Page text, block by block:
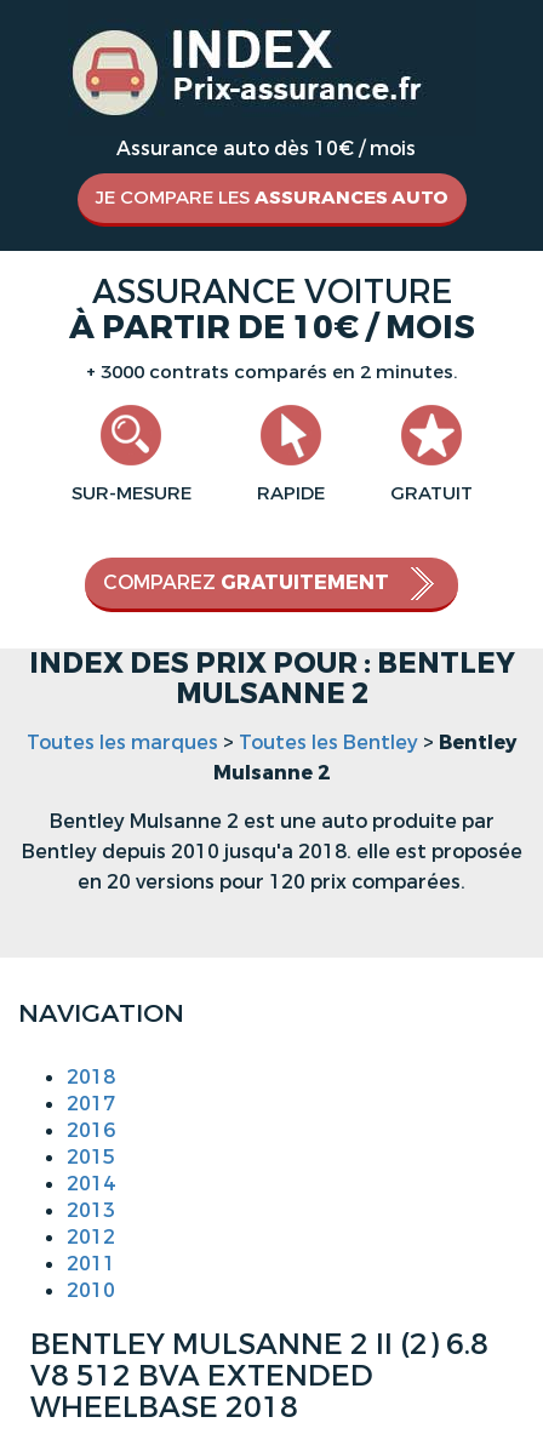
Assurance auto dès 10€ / mois
JE COMPARE LES ASSURANCES AUTO
ASSURANCE VOITURE
À PARTIR DE 10€ / MOIS
+ 3000 contrats comparés en 2 minutes.
SUR-MESURE RAPIDE GRATUIT
COMPAREZ GRATUITEMENT
INDEX DES PRIX POUR : BENTLEY
MULSANNE 2
Toutes les marques > Toutes les Bentley > Bentley
Mulsanne 2
Bentley Mulsanne 2 est une auto produite par
Bentley depuis 2010 jusqu'a 2018. elle est proposée
en 20 versions pour 120 prix comparées.
NAVIGATION
2018
2017
2016
2015
2014
2013
2012
2011
2010
BENTLEY MULSANNE 2 II (2) 6.8
V8 512 BVA EXTENDED
WHEELBASE 2018